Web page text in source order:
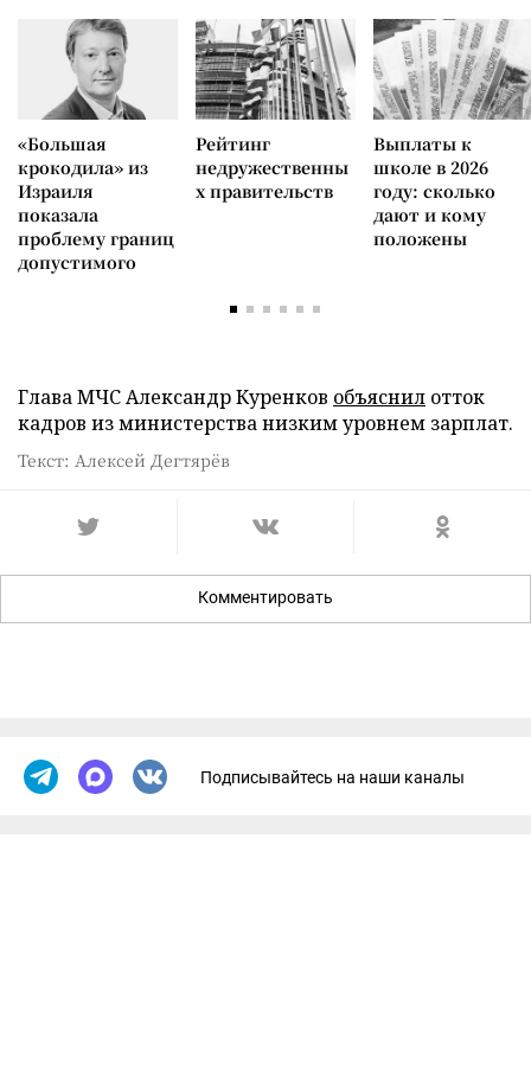
«Большая
крокодила» из
Израиля
показала
проблему границ
допустимого
Рейтинг
недружественны
х правительств
Выплаты к
школе в 2026
году: сколько
дают и кому
положены
Глава МЧС Александр Куренков объяснил отток
кадров из министерства низким уровнем зарплат.
Текст: Алексей Дегтярёв
Комментировать
Подписывайтесь на наши каналы